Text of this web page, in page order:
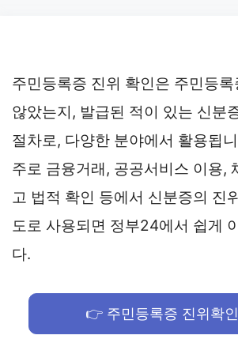
주민등록증 진위 확인은 주민등록
않았는지, 발급된 적이 있는 신분
절차로, 다양한 분야에서 활용됩
주로 금융거래, 공공서비스 이용,
고 법적 확인 등에서 신분증의 진
도로 사용되면 정부24에서 쉽게
다.
👉 주민등록증 진위확